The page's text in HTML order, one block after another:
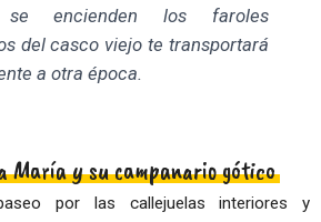
se encienden los faroles
del casco viejo te transportará
a otra época.
María y su campanario gótico
por las callejuelas interiores y